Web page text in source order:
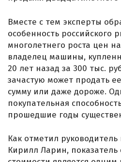
Вместе с тем эксперты
особенность российского
многолетнего роста цен
владелец машины,
20 лет назад за 300 тыс.
зачастую может продать
сумму или даже дороже.
покупательная
прошедшие годы
Как отметил
Кирилл Ларин, показатель